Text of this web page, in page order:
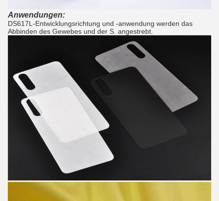
Anwendungen:
DS617L-Entwicklungsrichtung und -anwendung werden das
Abbinden des Gewebes und der S. angestrebt.